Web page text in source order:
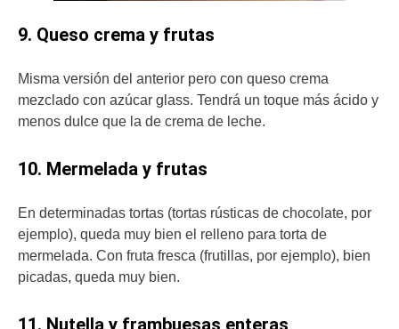
9. Queso crema y frutas
Misma versión del anterior pero con queso crema
mezclado con azúcar glass. Tendrá un toque más ácido y
menos dulce que la de crema de leche.
10. Mermelada y frutas
En determinadas tortas (tortas rústicas de chocolate, por
ejemplo), queda muy bien el relleno para torta de
mermelada. Con fruta fresca (frutillas, por ejemplo), bien
picadas, queda muy bien.